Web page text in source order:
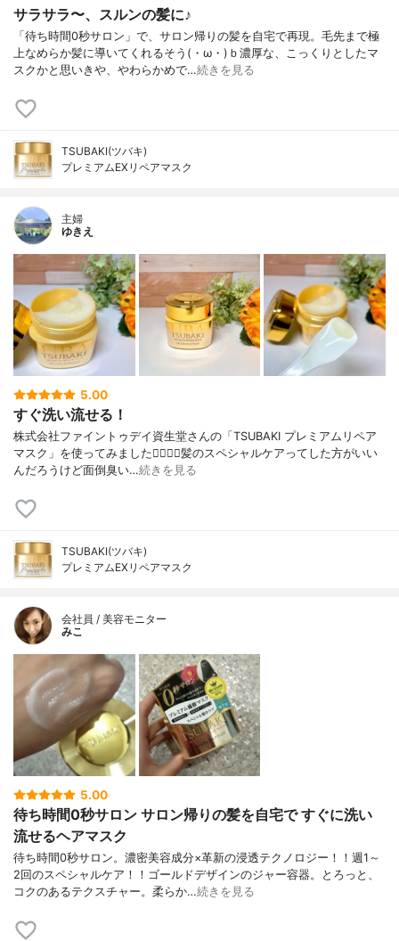
サラサラ〜、スルンの髪に♪
「待ち時間0秒サロン」で、サロン帰りの髪を自宅で再現。毛先まで極
上なめらか髪に導いてくれるそう(・ω・)ｂ濃厚な、こっくりとしたマ
スクかと思いきや、やわらかめで…続きを見る
TSUBAKI(ツバキ)
プレミアムEXリペアマスク
主婦
ゆきえ
5.00
すぐ洗い流せる！
株式会社ファイントゥデイ資生堂さんの「TSUBAKI プレミアムリペア
マスク」を使ってみました💆🏻‍♀️✨髪のスペシャルケアってした方がいい
んだろうけど面倒臭い…続きを見る
TSUBAKI(ツバキ)
プレミアムEXリペアマスク
会社員 / 美容モニター
みこ
5.00
待ち時間0秒サロン サロン帰りの髪を自宅で すぐに洗い
流せるヘアマスク
待ち時間0秒サロン。濃密美容成分×革新の浸透テクノロジー！！週1～
2回のスペシャルケア！！ゴールドデザインのジャー容器。とろっと、
コクのあるテクスチャー。柔らか…続きを見る